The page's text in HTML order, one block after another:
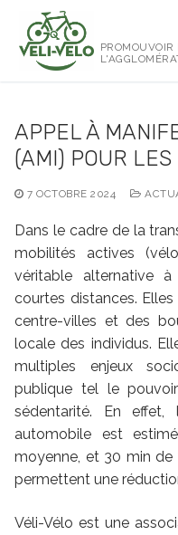
contenu
APPEL À
(AMI) POUR
7 OCTOBRE 2024
Dans le cadre de la
mobilités actives
véritable alternative
courtes distances.
centre-villes et des
locale des individus.
multiples enjeux
publique tel le
sédentarité. En effet,
automobile est
moyenne, et 30 min
permettent une
Véli-Vélo est une